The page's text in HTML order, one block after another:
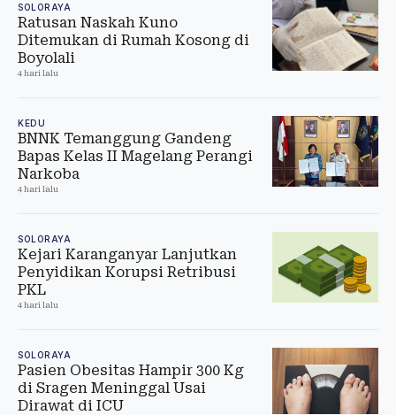
SOLORAYA
Ratusan Naskah Kuno
Ditemukan di Rumah Kosong di
Boyolali
4 hari lalu
KEDU
BNNK Temanggung Gandeng
Bapas Kelas II Magelang Perangi
Narkoba
4 hari lalu
SOLORAYA
Kejari Karanganyar Lanjutkan
Penyidikan Korupsi Retribusi
PKL
4 hari lalu
SOLORAYA
Pasien Obesitas Hampir 300 Kg
di Sragen Meninggal Usai
Dirawat di ICU